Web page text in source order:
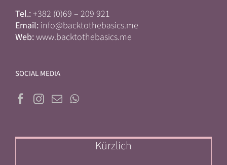
Tel.:+382 (0)69 – 209 921
Email: info@backtothebasics.me
Web:www.backtothebasics.me
SOCIAL MEDIA
Kürzlich